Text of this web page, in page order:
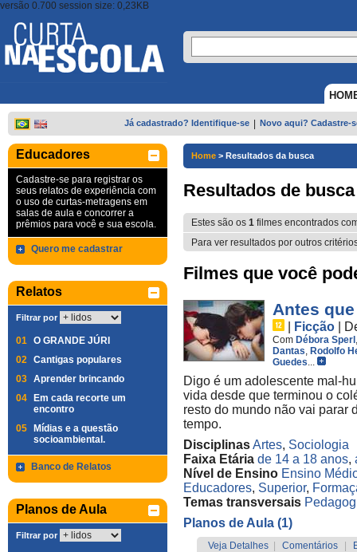
versão 0.700 session size: 0,23KB
Já cadastrado? Identifique-se Novo aqui? Cadastre-
Educadores
Cadastre-se para registrar os
seus relatos de experiência com
o uso de curtas-metragens em
salas de aula e concorrer a
prêmios para você e sua escola.
Quero me cadastrar
Relatos
Filtrar por
01 O GRANDE JÚRI
02 Cantigas populares
03 Aprender brincando
04
Em cada recorte um
encontro
05
Mídias e a questão
socioambiental.
Banco de Relatos
Planos de Aula
Filtrar por
Home > Resultados da busca
Resultados de busca
Estes são os 1 filmes encontrados
Para ver resultados por outros
Filmes que você
Antes
Ficção
Com Débora Sperl
Dantas, Rodolfo
Guedes...
Digo é um adolescente mal-
vida desde que terminou o
resto do mundo não vai parar
tempo.
DisciplinasArtes, Sociologia
Faixa Etária de 14 a 18 anos,
Nível de Ensino Ensino
Educadores, Superior,
Temas transversais
Planos de Aula (1)
Veja Detalhes Comentários